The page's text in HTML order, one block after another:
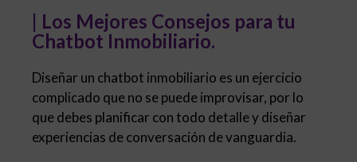
| Los Mejores Consejos para tu
Chatbot Inmobiliario.
Diseñar un chatbot inmobiliario es un ejercicio
complicado que no se puede improvisar, por lo
que debes planificar con todo detalle y diseñar
experiencias de conversación de vanguardia.